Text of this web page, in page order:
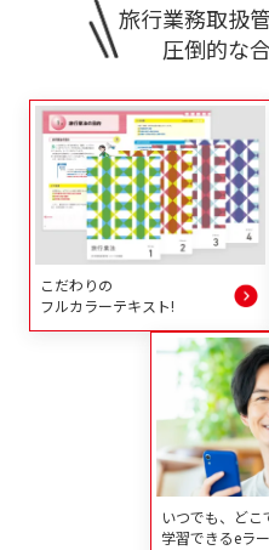
旅行業務取扱
圧倒的な
こだわりの
フルカラーテキスト!
いつでも、どこ
学習できるeラ